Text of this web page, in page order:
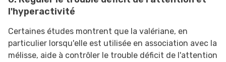
l'hyperactivité
Certaines études montrent que la valériane, en
particulier lorsqu'elle est utilisée en association avec la
mélisse, aide à contrôler le trouble déficit de l'attention